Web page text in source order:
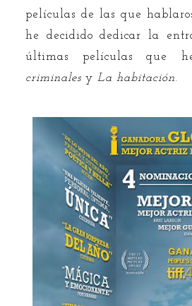
películas de las que
he decidido dedicar la
últimas películas que
criminalesy La habitación.